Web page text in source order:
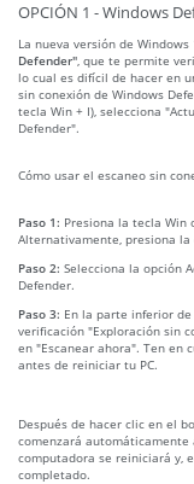
OPCIÓN 1 - Windows
La nueva versión de
Defender" , que te permite
lo cual es difícil de hacer en
sin conexión de Windows
tecla Win + I), selecciona
Defender".
Cómo usar el escaneo sin
Paso 1: Presiona la tecla Win
Alternativamente, presiona
Paso 2: Selecciona la opción
Defender.
Paso 3: En la parte inferior
verificación "Exploración sin
en "Escanear ahora". Ten en
antes de reiniciar tu PC.
Después de hacer clic en el
comenzará
computadora se reiniciará y,
completado.